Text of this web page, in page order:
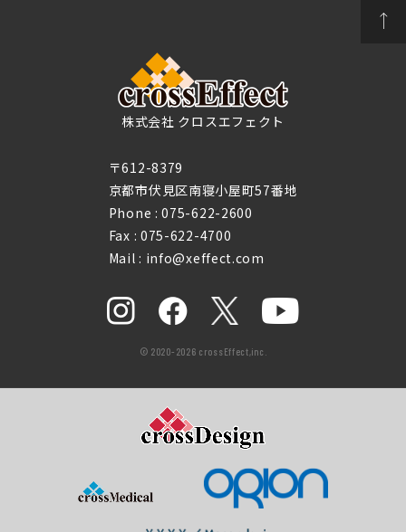
株式会社 クロスエフェクト
〒612-8379
京都市伏見区南寝小屋町57番地
Phone :075-622-2600
Fax : 075-622-4700
Mail : info@xeffect.com
© 2020-2026 crossEffect,inc.